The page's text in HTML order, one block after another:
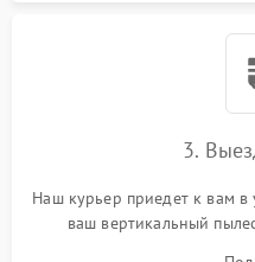
3.
Наш курьер приедет к вам в
ваш вертикальный